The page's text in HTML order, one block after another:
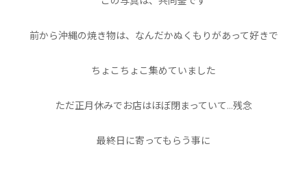
前から沖縄の焼き物は、なんだかぬくもりがあって好きで
ちょこちょこ集めていました
ただ正月休みでお店はほぼ閉まっていて…残念
最終日に寄ってもらう事に